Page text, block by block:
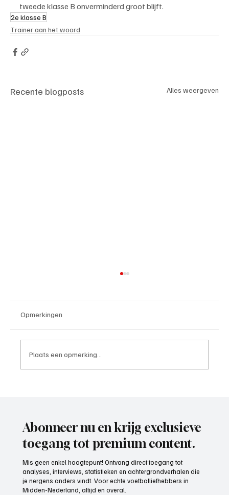
tweede klasse B onverminderd groot blijft.
2e klasse B
Trainer aan het woord
Recente blogposts Alles weergeven
Opmerkingen
Plaats een opmerking...
Abonneer nu en krijg exclusieve
toegang tot premium content.
Mis geen enkel hoogtepunt! Ontvang direct toegang tot
analyses, interviews, statistieken en achtergrondverhalen die
je nergens anders vindt. Voor echte voetballiefhebbers in
Midden-Nederland, altijd en overal.